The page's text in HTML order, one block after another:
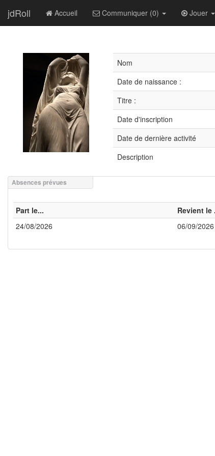
jdRoll Accueil Communiquer (0) Jouer
Nom
Date de naissance :
Titre :
Date d'inscription
Date de dernière activité
Description
Absences prévues
Part le... Revient le
24/08/2026
06/09/2026